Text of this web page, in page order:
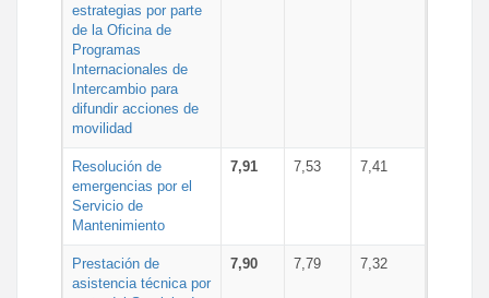
estrategias por parte
de la Oficina de
Programas
Internacionales de
Intercambio para
difundir acciones de
movilidad
Resolución de
emergencias por el
Servicio de
Mantenimiento
7,91 7,53 7,41
Prestación de
asistencia técnica por
7,90 7,79 7,32